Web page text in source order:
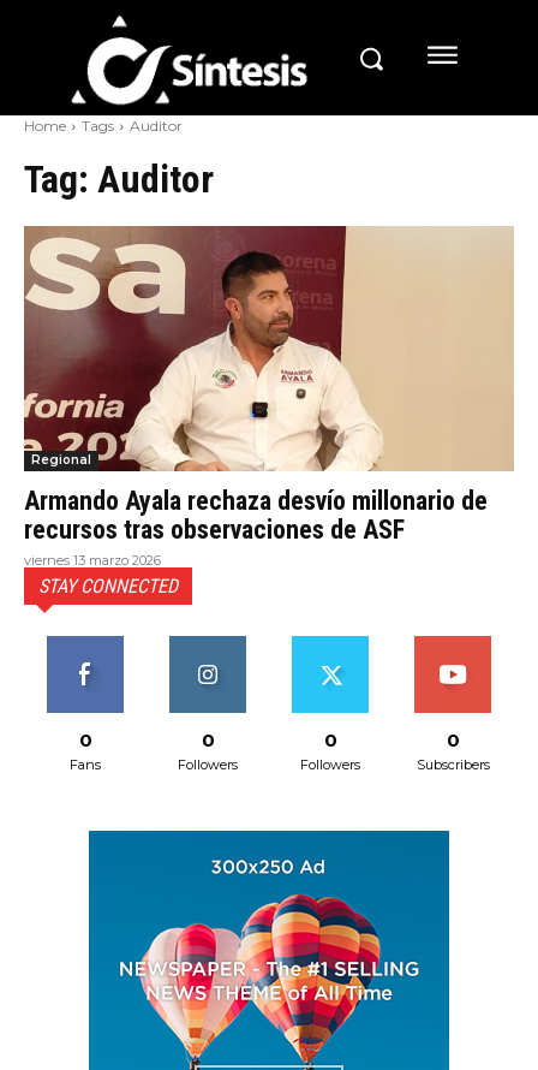
Home Tags Auditor
Tag: Auditor
Regional
Armando Ayala rechaza desvío millonario de
recursos tras observaciones de ASF
viernes 13 marzo 2026
STAY CONNECTED
0
Fans
0
Followers
0
Followers
0
Subscribers